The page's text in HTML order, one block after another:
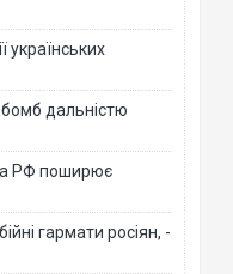
українських
дальністю
РФ поширює
гармати росіян, -